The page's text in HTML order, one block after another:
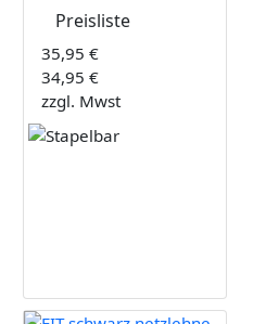
Preisliste
35,95 €
34,95 €
zzgl. Mwst